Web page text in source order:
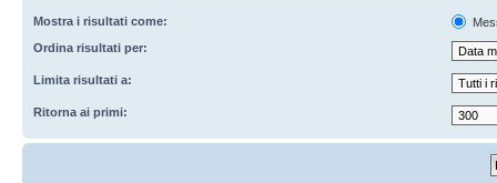
Mostra i risultati come:
Ordina risultati per:
Limita risultati a:
Ritorna ai primi: